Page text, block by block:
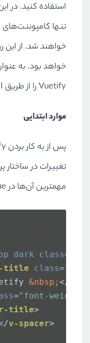
استفاده کنید. در
خواهند شد. از این
خواهد بود. به
Vuetify را از طریق Vue UI نیز نصب کنید.
موارد ابتدایی
تغییرات در
مهمترین آن‌ها در App.vue خواهد بود.
dark class=
title class=
&nbsp;</
="font-
title>
v-spacer>